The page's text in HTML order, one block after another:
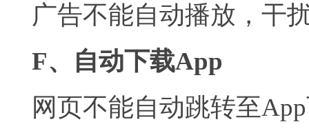
广告不能自动播放，干
F、自动下载App
网页不能自动跳转至